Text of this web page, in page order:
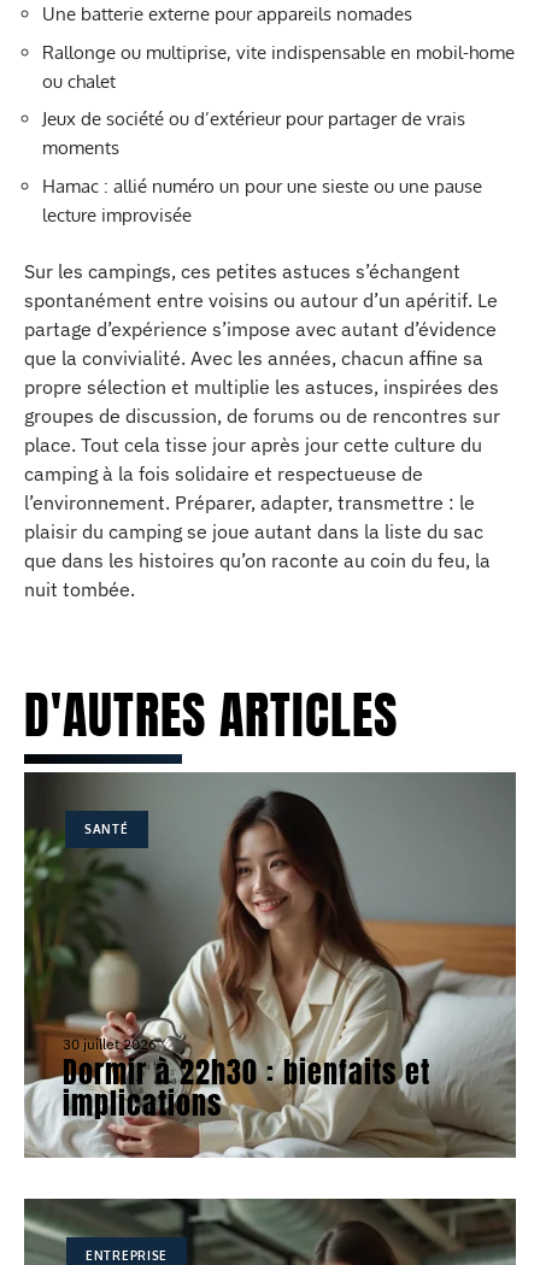
Une batterie externe pour appareils nomades
Rallonge ou multiprise, vite indispensable en mobil-home
ou chalet
Jeux de société ou d’extérieur pour partager de vrais
moments
Hamac : allié numéro un pour une sieste ou une pause
lecture improvisée
Sur les campings, ces petites astuces s’échangent
spontanément entre voisins ou autour d’un apéritif. Le
partage d’expérience s’impose avec autant d’évidence
que la convivialité. Avec les années, chacun affine sa
propre sélection et multiplie les astuces, inspirées des
groupes de discussion, de forums ou de rencontres sur
place. Tout cela tisse jour après jour cette culture du
camping à la fois solidaire et respectueuse de
l’environnement. Préparer, adapter, transmettre : le
plaisir du camping se joue autant dans la liste du sac
que dans les histoires qu’on raconte au coin du feu, la
nuit tombée.
D'AUTRES ARTICLES
SANTÉ
30 juillet 2026
Dormir à 22h30 : bienfaits et
implications
ENTREPRISE